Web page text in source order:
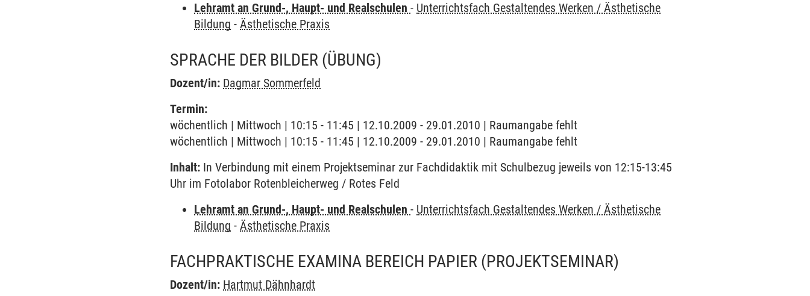
Lehramt an Grund-, Haupt- und Realschulen- Unterrichtsfach Gestaltendes Werken / Ästhetische
Bildung -Ästhetische Praxis
SPRACHE DER BILDER (ÜBUNG)
Dozent/in: Dagmar Sommerfeld
Termin:
wöchentlich | Mittwoch | 10:15 - 11:45 | 12.10.2009 - 29.01.2010 | Raumangabe fehlt
wöchentlich | Mittwoch | 10:15 - 11:45 | 12.10.2009 - 29.01.2010 | Raumangabe fehlt
Inhalt: In Verbindung mit einem Projektseminar zur Fachdidaktik mit Schulbezug jeweils von 12:15-13:45
Uhr im Fotolabor Rotenbleicherweg / Rotes Feld
Lehramt an Grund-, Haupt- und Realschulen- Unterrichtsfach Gestaltendes Werken / Ästhetische
Bildung -Ästhetische Praxis
FACHPRAKTISCHE EXAMINA BEREICH PAPIER (PROJEKTSEMINAR)
Dozent/in: Hartmut Dähnhardt